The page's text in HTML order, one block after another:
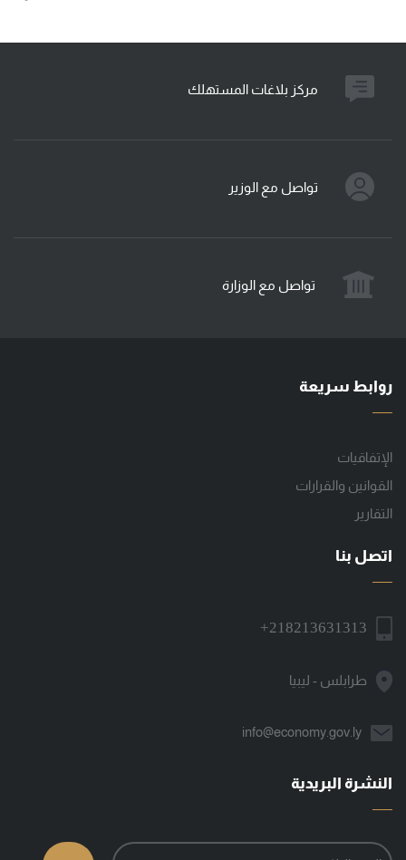
مركز بلاغات المستهلك
تواصل مع الوزير
تواصل مع الوزارة
روابط سريعة
الإتفاقيات
القوانين والقرارات
التقارير
اتصل بنا
+218213631313
طرابلس - ليبيا
info@economy.gov.ly
النشرة البريدية